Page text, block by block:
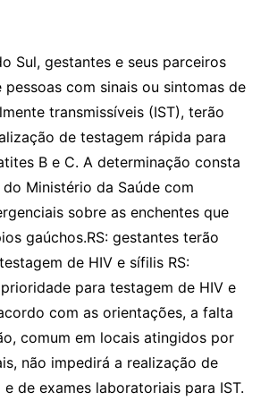
Sul, gestantes e seus parceiros
pessoas com sinais ou sintomas de
transmissíveis (IST), terão
de testagem rápida para
B e C. A determinação consta
Ministério da Saúde com
sobre as enchentes que
gaúchos.RS: gestantes terão
de HIV e sífilis RS:
para testagem de HIV e
com as orientações, a falta
comum em locais atingidos por
não impedirá a realização de
de exames laboratoriais para IST.